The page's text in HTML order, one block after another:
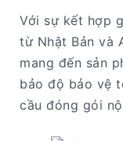
Với sự kết hợp
từ Nhật Bản và
mang đến sản
bảo độ bảo vệ
cầu đóng gói